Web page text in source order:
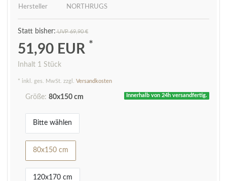
Hersteller
NORTHRUGS
UVP 69,90 €
51,90 EUR *
Inhalt 1 Stück
* inkl. ges. MwSt. zzgl. Versandkosten
Innerhalb von 24h versandfertig.
Größe: 80x150 cm
Bitte wählen
80x150 cm
120x170 cm